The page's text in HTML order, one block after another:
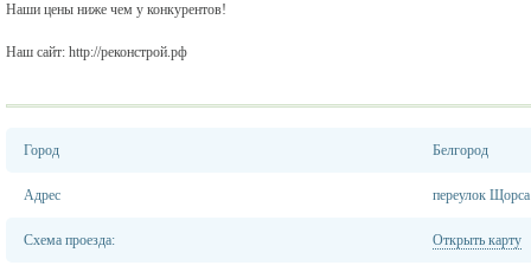
Наши цены ниже чем у конкурентов!
Наш сайт: http://реконстрой.рф
Город Белгород
Адрес переулок
Схема проезда: Открыть карту